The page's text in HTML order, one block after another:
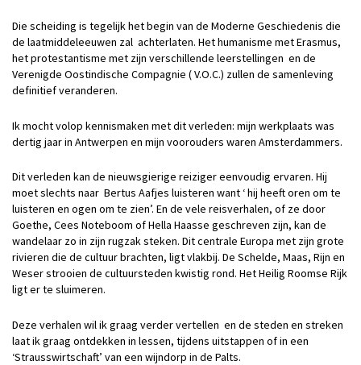
Die scheiding is tegelijk het begin van de Moderne Geschiedenis die
de laatmiddeleeuwen zal achterlaten. Het humanisme met Erasmus,
het protestantisme met zijn verschillende leerstellingen en de
Verenigde Oostindische Compagnie ( V.O.C.) zullen de samenleving
definitief veranderen.
Ik mocht volop kennismaken met dit verleden: mijn werkplaats was
dertig jaar in Antwerpen en mijn voorouders waren Amsterdammers.
Dit verleden kan de nieuwsgierige reiziger eenvoudig ervaren. Hij
moet slechts naar Bertus Aafjes luisteren want ‘ hij heeft oren om te
luisteren en ogen om te zien’. En de vele reisverhalen, of ze door
Goethe, Cees Noteboom of Hella Haasse geschreven zijn, kan de
wandelaar zo in zijn rugzak steken. Dit centrale Europa met zijn grote
rivieren die de cultuur brachten, ligt vlakbij. De Schelde, Maas, Rijn en
Weser strooien de cultuursteden kwistig rond. Het Heilig Roomse Rijk
ligt er te sluimeren.
Deze verhalen wil ik graag verder vertellen en de steden en streken
laat ik graag ontdekken in lessen, tijdens uitstappen of in een
‘Strausswirtschaft’ van een wijndorp in de Palts.